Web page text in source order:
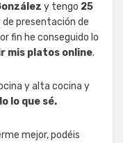
y tengo 25
de presentación de
fin he conseguido lo
mis platos online.
y alta cocina y
lo que sé.
mejor, podéis